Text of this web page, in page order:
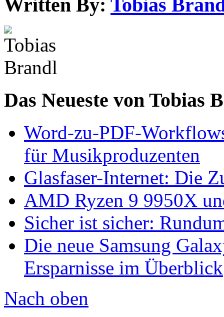
Written By: Tobias
Das Neueste von Tobias
Word-zu-PDF-
für Musikproduzenten
Glasfaser-Internet: Die
AMD Ryzen 9 9950X
Sicher ist sicher:
Die neue Samsung
Ersparnisse im Überblick
Nach oben